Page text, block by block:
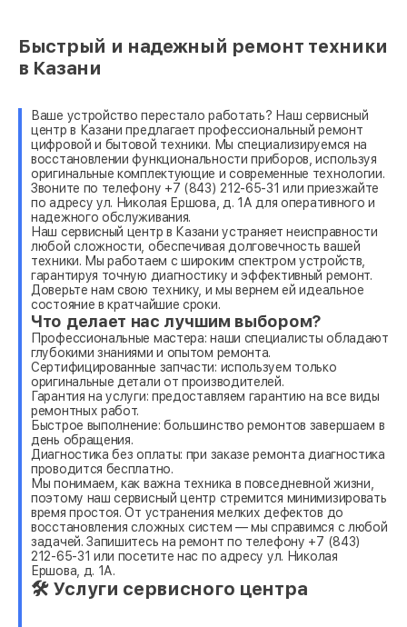
Быстрый и надежный ремонт техники
в Казани
Ваше устройство перестало работать? Наш сервисный
центр в Казани предлагает профессиональный ремонт
цифровой и бытовой техники. Мы специализируемся на
восстановлении функциональности приборов, используя
оригинальные комплектующие и современные технологии.
Звоните по телефону +7 (843) 212-65-31 или приезжайте
по адресу ул. Николая Ершова, д. 1А для оперативного и
надежного обслуживания.
Наш сервисный центр в Казани устраняет неисправности
любой сложности, обеспечивая долговечность вашей
техники. Мы работаем с широким спектром устройств,
гарантируя точную диагностику и эффективный ремонт.
Доверьте нам свою технику, и мы вернем ей идеальное
состояние в кратчайшие сроки.
Что делает нас лучшим выбором?
Профессиональные мастера: наши специалисты обладают
глубокими знаниями и опытом ремонта.
Сертифицированные запчасти: используем только
оригинальные детали от производителей.
Гарантия на услуги: предоставляем гарантию на все виды
ремонтных работ.
Быстрое выполнение: большинство ремонтов завершаем в
день обращения.
Диагностика без оплаты: при заказе ремонта диагностика
проводится бесплатно.
Мы понимаем, как важна техника в повседневной жизни,
поэтому наш сервисный центр стремится минимизировать
время простоя. От устранения мелких дефектов до
восстановления сложных систем — мы справимся с любой
задачей. Запишитесь на ремонт по телефону +7 (843)
212-65-31 или посетите нас по адресу ул. Николая
Ершова, д. 1А.
🛠 Услуги сервисного центра